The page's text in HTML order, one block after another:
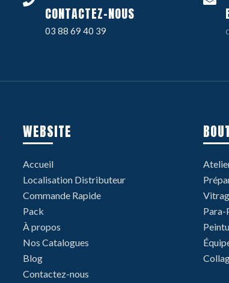
CONTACTEZ-NOUS
03 88 69 40 39
WEBSITE
Accueil
Localisation Distributeur
Commande Rapide
Pack
À propos
Nos Catalogues
Blog
Contactez-nous
Para-